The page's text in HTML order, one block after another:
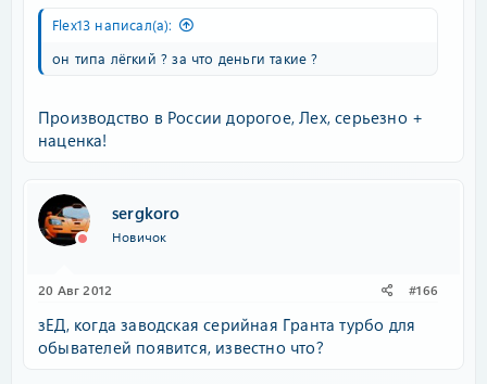
Flex13 написал(а):
он типа лёгкий ? за что деньги такие ?
Производство в России дорогое, Лех, серьезно +
наценка!
sergkoro
Новичок
20 Авг 2012 #166
зЕД, когда заводская серийная Гранта турбо для
обывателей появится, известно что?